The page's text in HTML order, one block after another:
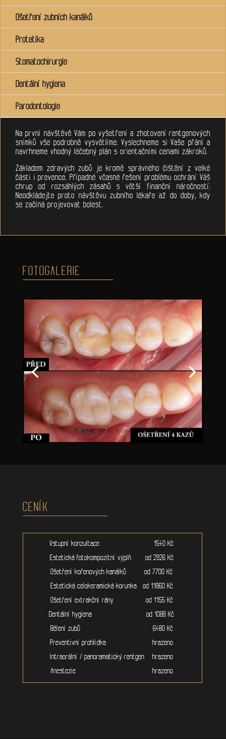
Ošetření zubních kanálků
Protetika
Stomatochirurgie
Dentální hygiena
Parodontologie
Na první návštěvě Vám po vyšetření a zhotovení rentgenových
snímků vše podrobně vysvětlíme. Vyslechneme si Vaše přání a
navrhneme vhodný léčebný plán s orientačními cenami zákroků.
Základem zdravých zubů je kromě správného čištění z velké
části i prevence. Případné včasné řešení problému ochrání Váš
chrup od rozsáhlých zásahů s větší finanční náročností.
Neodkládejte proto návštěvu zubního lékaře až do doby, kdy
se začíná projevovat bolest.
FOTOGALERIE
CENÍK
Vstupní konzultace 1540 Kč
Estetická fotokompozitní výplň od 2926 Kč
Ošetření kořenových kanálků od 7700 Kč
Estetická celokeramická korunka od 11860 Kč
Ošetření extrakční rány od 1155 Kč
Dentální hygiena od 1088 Kč
Bělení zubů 6480 Kč
Preventivní prohlídka hrazeno
Intraorální / panoramatický rentgen hrazeno
Anestezie hrazeno